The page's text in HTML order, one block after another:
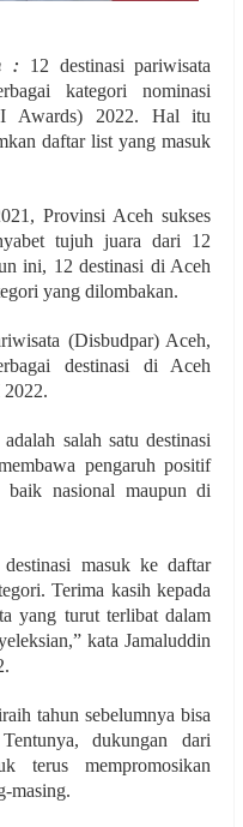
:
12 destinasi pariwisata
kategori nominasi
Awards) 2022. Hal itu
daftar list yang masuk
Provinsi Aceh sukses
tujuh juara dari 12
ini, 12 destinasi di Aceh
yang dilombakan.
(Disbudpar) Aceh,
destinasi di Aceh
salah satu destinasi
pengaruh positif
nasional maupun di
masuk ke daftar
Terima kasih kepada
yang turut terlibat dalam
kata Jamaluddin
tahun sebelumnya bisa
dukungan dari
terus mempromosikan
masing.